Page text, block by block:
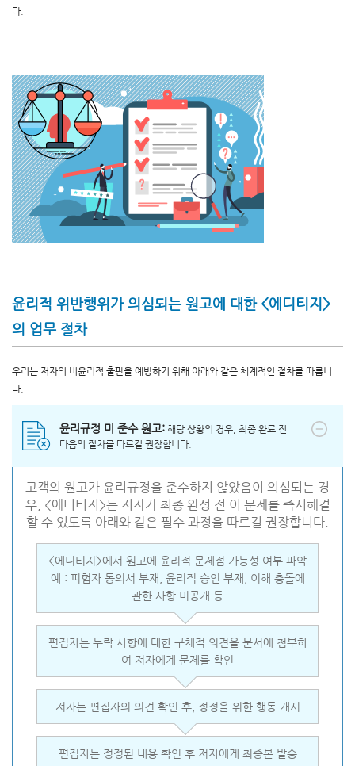
다.
윤리적 위반행위가 의심되는 원고에 대한 <에디티지>
의 업무 절차
우리는 저자의 비윤리적 출판을 예방하기 위해 아래와 같은 체계적인 절차를 따릅니
다.
윤리규정 미 준수 원고: 해당 상황의 경우, 최종 완료 전
다음의 절차를 따르길 권장합니다.
고객의 원고가 윤리규정을 준수하지 않았음이 의심되는 경
우, <에디티지>는 저자가 최종 완성 전 이 문제를 즉시해결
할 수 있도록 아래와 같은 필수 과정을 따르길 권장합니다.
<에디티지>에서 원고에 윤리적 문제점 가능성 여부 파악
예 : 피험자 동의서 부재, 윤리적 승인 부재, 이해 충돌에
관한 사항 미공개 등
편집자는 누락 사항에 대한 구체적 의견을 문서에 첨부하
여 저자에게 문제를 확인
저자는 편집자의 의견 확인 후, 정정을 위한 행동 개시
편집자는 정정된 내용 확인 후 저자에게 최종본 발송